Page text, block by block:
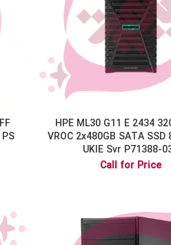
HPE ML30 G11 E 2434
VROC 2x480GB SATA SSD
UKIE Svr P71388-
Call for Price